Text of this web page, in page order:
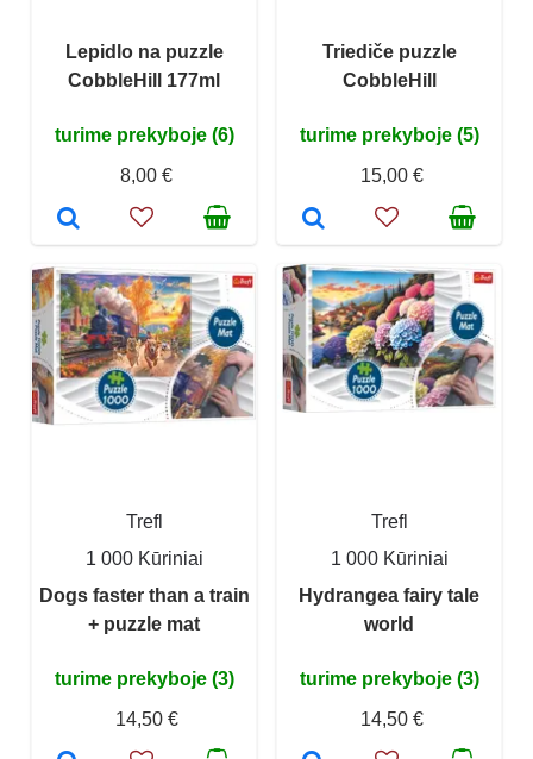
Lepidlo na puzzle
CobbleHill 177ml
turime prekyboje (6)
8,00 €
Triediče puzzle
CobbleHill
turime prekyboje (5)
15,00 €
Trefl
1 000 Kūriniai
Dogs faster than a train
+ puzzle mat
turime prekyboje (3)
14,50 €
Trefl
1 000 Kūriniai
Hydrangea fairy tale
world
turime prekyboje (3)
14,50 €